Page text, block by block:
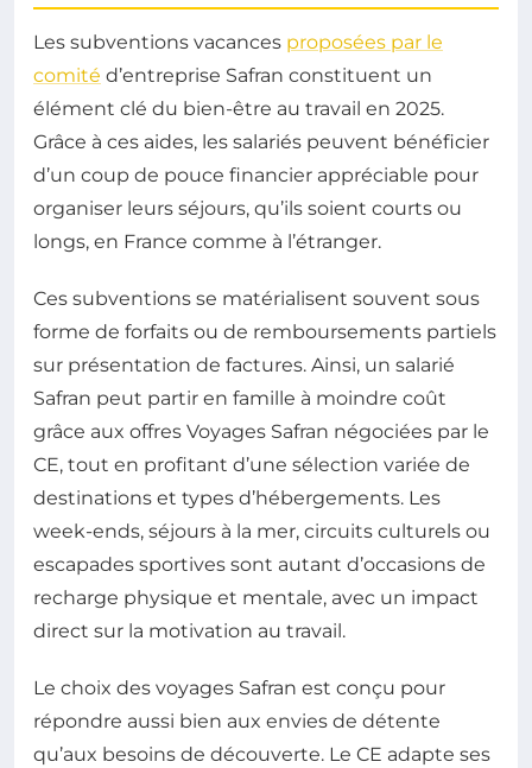
Les subventions vacances proposées par le
comité d’entreprise Safran constituent un
élément clé du bien-être au travail en 2025.
Grâce à ces aides, les salariés peuvent bénéficier
d’un coup de pouce financier appréciable pour
organiser leurs séjours, qu’ils soient courts ou
longs, en France comme à l’étranger.
Ces subventions se matérialisent souvent sous
forme de forfaits ou de remboursements partiels
sur présentation de factures. Ainsi, un salarié
Safran peut partir en famille à moindre coût
grâce aux offres Voyages Safran négociées par le
CE, tout en profitant d’une sélection variée de
destinations et types d’hébergements. Les
week-ends, séjours à la mer, circuits culturels ou
escapades sportives sont autant d’occasions de
recharge physique et mentale, avec un impact
direct sur la motivation au travail.
Le choix des voyages Safran est conçu pour
répondre aussi bien aux envies de détente
qu’aux besoins de découverte. Le CE adapte ses